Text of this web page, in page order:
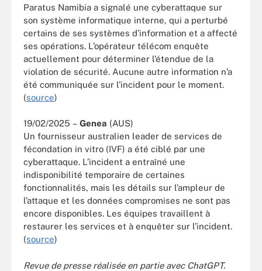
Paratus Namibia a signalé une cyberattaque sur
son système informatique interne, qui a perturbé
certains de ses systèmes d’information et a affecté
ses opérations. L’opérateur télécom enquête
actuellement pour déterminer l’étendue de la
violation de sécurité. Aucune autre information n’a
été communiquée sur l’incident pour le moment.
(source)
19/02/2025 – Genea (AUS)
Un fournisseur australien leader de services de
fécondation in vitro (IVF) a été ciblé par une
cyberattaque. L’incident a entraîné une
indisponibilité temporaire de certaines
fonctionnalités, mais les détails sur l’ampleur de
l’attaque et les données compromises ne sont pas
encore disponibles. Les équipes travaillent à
restaurer les services et à enquêter sur l’incident.
(source)
Revue de presse réalisée en partie avec ChatGPT.